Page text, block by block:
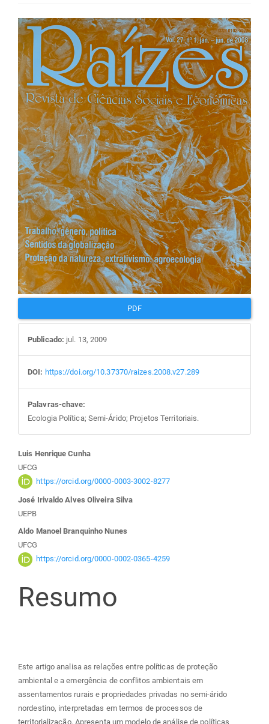
Barra
lateral
de
artigos
PDF
Publicado: jul. 13, 2009
DOI: https://doi.org/10.37370/raizes.2008.v27.289
Palavras-chave:
Ecologia Política; Semi-Árido; Projetos Territoriais.
Conteúdo
do
artigo
principal
Luis Henrique Cunha
UFCG
https://orcid.org/0000-0003-3002-8277
José Irivaldo Alves Oliveira Silva
UEPB
Aldo Manoel Branquinho Nunes
UFCG
https://orcid.org/0000-0002-0365-4259
Resumo
Este artigo analisa as relações entre políticas de proteção
ambiental e a emergência de conflitos ambientais em
assentamentos rurais e propriedades privadas no semi-árido
nordestino, interpretadas em termos de processos de
territorialização. Apresenta um modelo de análise de políticas